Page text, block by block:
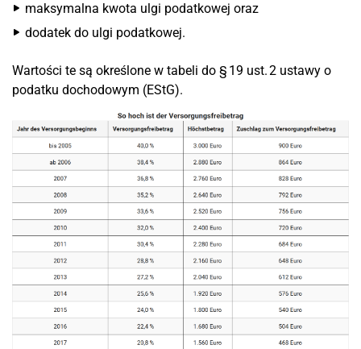
maksymalna kwota ulgi podatkowej oraz
dodatek do ulgi podatkowej.
Wartości te są określone w tabeli do § 19 ust. 2 ustawy o
podatku dochodowym (EStG).